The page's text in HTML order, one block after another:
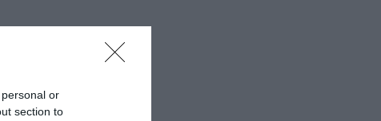
or
section to